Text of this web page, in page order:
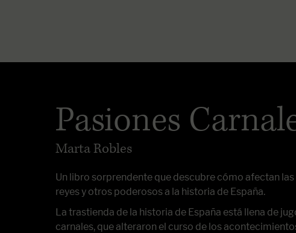
Pasiones
Marta Robles
Un libro sorprendente que descubre cómo afectan
reyes y otros poderosos a la historia de España.
La trastienda de la historia de España está llena de
carnales, que alteraron el curso de los